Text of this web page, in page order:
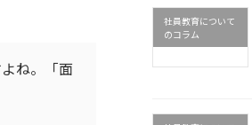
ね。「面
社員教育について
のコラム